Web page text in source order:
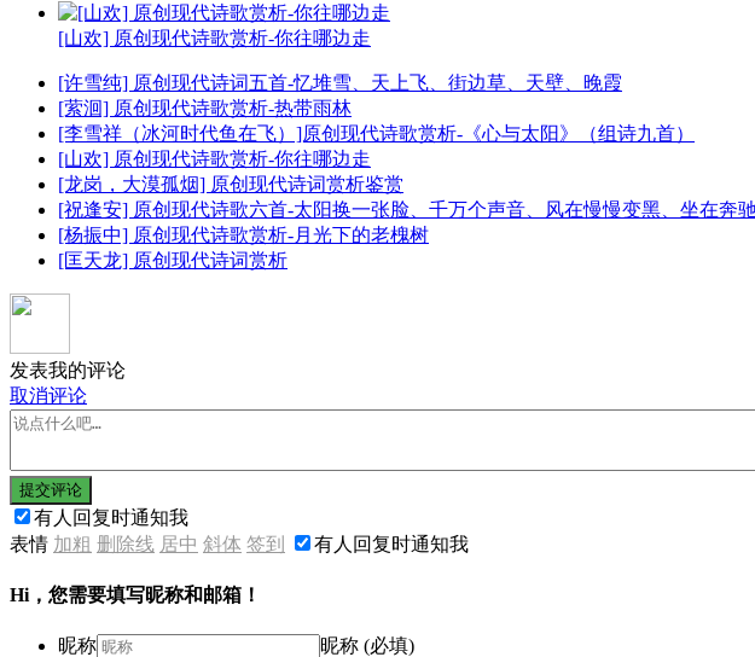
[山欢] 原创现代诗歌赏析-你往哪边走
[许雪纯] 原创现代诗词五首-忆堆雪、天上飞、街边草、天壁、晚霞
[萦洄] 原创现代诗歌赏析-热带雨林
[李雪祥（冰河时代鱼在飞）]原创现代诗歌赏析-《心与太阳》（组诗九首）
[山欢] 原创现代诗歌赏析-你往哪边走
[龙岗，大漠孤烟] 原创现代诗词赏析鉴赏
[祝逢安] 原创现代诗歌六首-太阳换一张脸、千万个声音、风在慢慢变黑、坐在奔
[杨振中] 原创现代诗歌赏析-月光下的老槐树
[匡天龙] 原创现代诗词赏析
发表我的评论
取消评论
提交评论
有人回复时通知我
表情 加粗 删除线 居中 斜体 签到 有人回复时通知我
Hi，您需要填写昵称和邮箱！
昵称
昵称 (必填)